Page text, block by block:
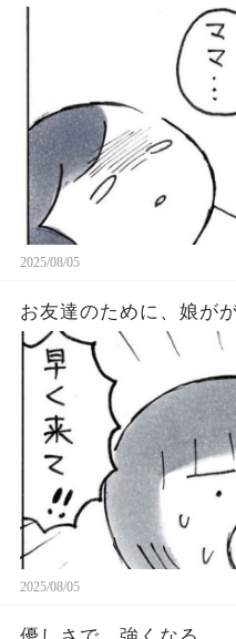
2025/08/05
お友達のために、娘が
2025/08/05